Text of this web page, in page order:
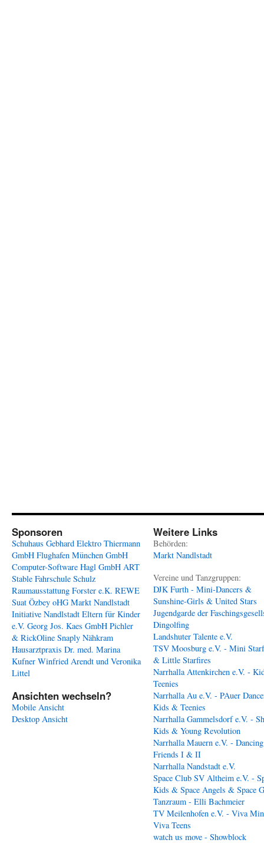
Sponsoren
Schuhaus Gebhard Elektro Thiermann
GmbH Flughafen München GmbH
Computer-Software Hagl GmbH ART
Stable Fahrschule Schulz
Raumausstattung Forster e.K. REWE
Suat Özbey oHG Markt Nandlstadt
Initiative Nandlstadt Eltern für Kinder
e.V. Georg Jos. Kaes GmbH Pichler
& RickOline Snaply Nähkram
Hausarztpraxis Dr. med. Marina
Kufner Winfried Arendt und Veronika
Littel
Ansichten wechseln?
Mobile Ansicht
Desktop Ansicht
Weitere Links
Behörden:
Markt Nandlstadt
Vereine und Tanzgruppen:
DJK Furth - Mini-Dancers &
Sunshine-Girls & United Stars
Jugendgarde der
Dingolfing
Landshuter Talente e.V.
TSV Moosburg e.V. - Mini
& Little Starfires
Narrhalla Attenkirchen e.V. -
Teenies
Narrhalla Au e.V. - PAuer
Kids & Teenies
Narrhalla Gammelsdorf e.V. -
Kids & Young Revolution
Narrhalla Mauern e.V. - Dancing
Friends I & II
Narrhalla Nandstadt e.V.
Space Club SV Altheim e.V. -
Kids & Space Angels & Space
Tanzraum - Elli Bachmeier
TV Meilenhofen e.V. - Viva
Viva Teens
watch us move - Showblock